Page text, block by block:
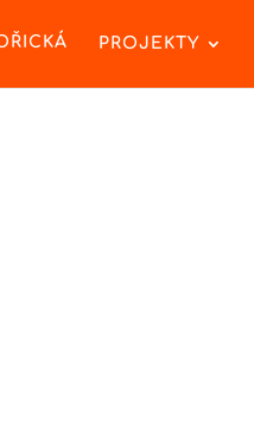
PROJEKTY